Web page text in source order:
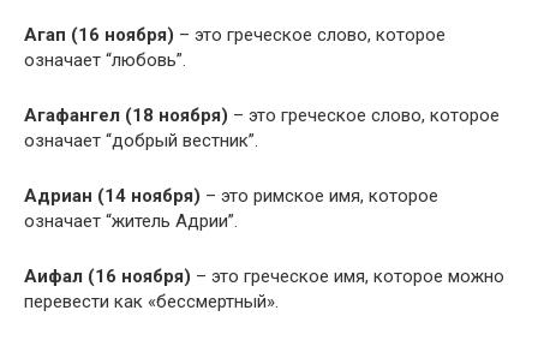
Агап (16 ноября) – это греческое слово, которое
означает “любовь”.
Агафангел (18 ноября) – это греческое слово, которое
означает “добрый вестник”.
Адриан (14 ноября) – это римское имя, которое
означает “житель Адрии”.
Аифал (16 ноября) – это греческое имя, которое можно
перевести как «бессмертный».